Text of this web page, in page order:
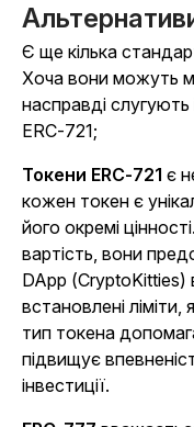
Є ще кілька
Хоча вони можуть
насправді
ERC-721;
Токени ERC-721 є
кожен токен є
його окремі
вартість, вони
DApp (CryptoKitties)
встановлені ліміти,
тип токена
підвищує
інвестиції.